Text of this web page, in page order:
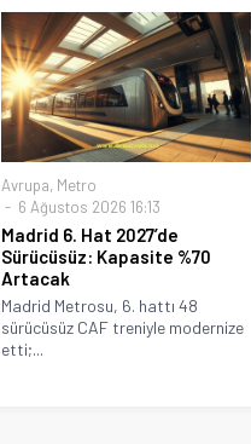
Avrupa, Metro
6 Ağustos 2026 16:13
Madrid 6. Hat 2027’de
Sürücüsüz: Kapasite %70
Artacak
Madrid Metrosu, 6. hattı 48
sürücüsüz CAF treniyle modernize
etti;...